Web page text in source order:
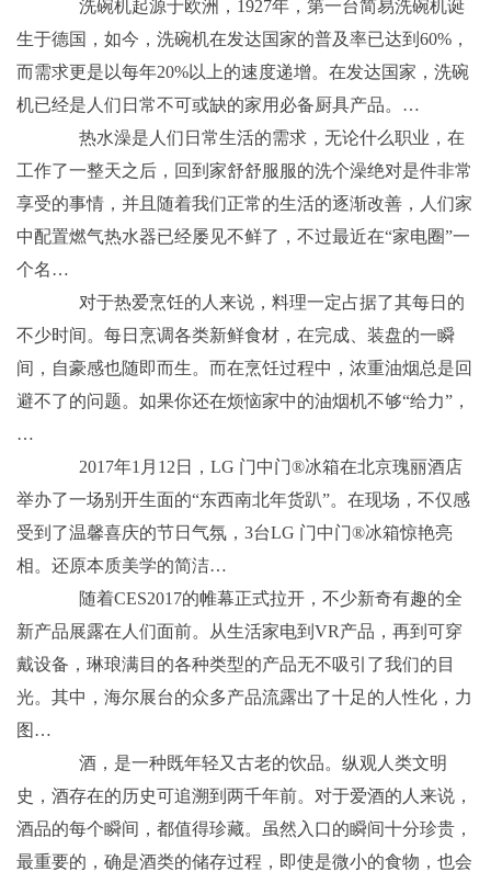
洗碗机起源于欧洲，1927年，第一台简易洗碗机诞
生于德国，如今，洗碗机在发达国家的普及率已达到60%，
而需求更是以每年20%以上的速度递增。在发达国家，洗碗
机已经是人们日常不可或缺的家用必备厨具产品。…
热水澡是人们日常生活的需求，无论什么职业，在
工作了一整天之后，回到家舒舒服服的洗个澡绝对是件非常
享受的事情，并且随着我们正常的生活的逐渐改善，人们家
中配置燃气热水器已经屡见不鲜了，不过最近在“家电圈”一
个名…
对于热爱烹饪的人来说，料理一定占据了其每日的
不少时间。每日烹调各类新鲜食材，在完成、装盘的一瞬
间，自豪感也随即而生。而在烹饪过程中，浓重油烟总是回
避不了的问题。如果你还在烦恼家中的油烟机不够“给力”，
…
2017年1月12日，LG 门中门®冰箱在北京瑰丽酒店
举办了一场别开生面的“东西南北年货趴”。在现场，不仅感
受到了温馨喜庆的节日气氛，3台LG 门中门®冰箱惊艳亮
相。还原本质美学的简洁…
随着CES2017的帷幕正式拉开，不少新奇有趣的全
新产品展露在人们面前。从生活家电到VR产品，再到可穿
戴设备，琳琅满目的各种类型的产品无不吸引了我们的目
光。其中，海尔展台的众多产品流露出了十足的人性化，力
图…
酒，是一种既年轻又古老的饮品。纵观人类文明
史，酒存在的历史可追溯到两千年前。对于爱酒的人来说，
酒品的每个瞬间，都值得珍藏。虽然入口的瞬间十分珍贵，
最重要的，确是酒类的储存过程，即使是微小的食物，也会